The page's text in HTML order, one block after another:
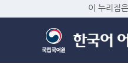
이 누리집